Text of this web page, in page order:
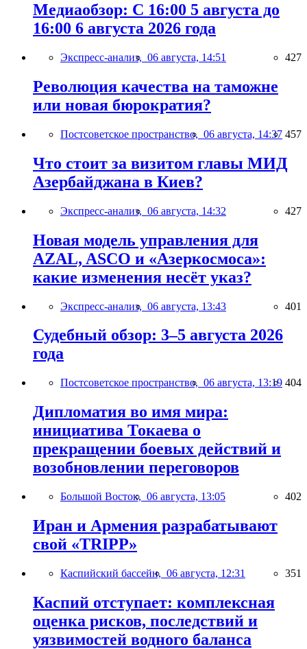
Медиаобзор: С 16:00 5 августа до
16:00 6 августа 2026 года
Экспресс-анализ, 06 августа, 14:51 427
Революция качества на таможне
или новая бюрократия?
Постсоветское пространство, 06 августа, 14:37 457
Что стоит за визитом главы МИД
Азербайджана в Киев?
Экспресс-анализ, 06 августа, 14:32 427
Новая модель управления для
AZAL, ASCO и «Азеркосмоса»:
какие изменения несёт указ?
Экспресс-анализ, 06 августа, 13:43 401
Судебный обзор: 3–5 августа 2026
года
Постсоветское пространство, 06 августа, 13:19 404
Дипломатия во имя мира:
инициатива Токаева о
прекращении боевых действий и
возобновлении переговоров
Большой Восток, 06 августа, 13:05 402
Иран и Армения разрабатывают
свой «TRIPP»
Каспийский бассейн, 06 августа, 12:31 351
Каспий отступает: комплексная
оценка рисков, последствий и
уязвимостей водного баланса